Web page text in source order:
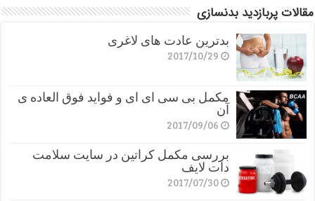
مقالات پربازدید بدنسازی
بدترین عادت های لاغری
2017/10/29
مکمل بی سی ای ای و فواید فوق العاده ی
آن
2017/09/06
بررسی مکمل کراتین در سایت سلامت
دات لایف
2017/07/30